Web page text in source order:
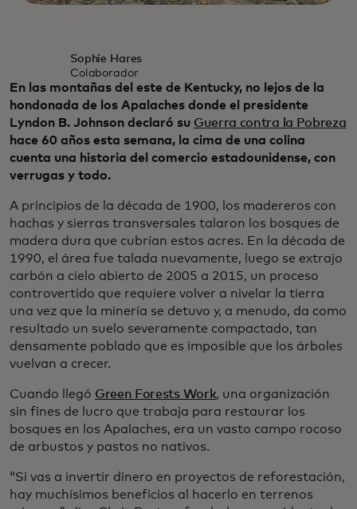
Sophie Hares
Colaborador
En las montañas del este de Kentucky, no lejos de la
hondonada de los Apalaches donde el presidente
Lyndon B. Johnson declaró su Guerra contra la Pobreza
hace 60 años esta semana, la cima de una colina
cuenta una historia del comercio estadounidense, con
verrugas y todo.
A principios de la década de 1900, los madereros con
hachas y sierras transversales talaron los bosques de
madera dura que cubrían estos acres. En la década de
1990, el área fue talada nuevamente, luego se extrajo
carbón a cielo abierto de 2005 a 2015, un proceso
controvertido que requiere volver a nivelar la tierra
una vez que la minería se detuvo y, a menudo, da como
resultado un suelo severamente compactado, tan
densamente poblado que es imposible que los árboles
vuelvan a crecer.
Cuando llegó Green Forests Work, una organización
sin fines de lucro que trabaja para restaurar los
bosques en los Apalaches, era un vasto campo rocoso
de arbustos y pastos no nativos.
“Si vas a invertir dinero en proyectos de reforestación,
hay muchísimos beneficios al hacerlo en terrenos